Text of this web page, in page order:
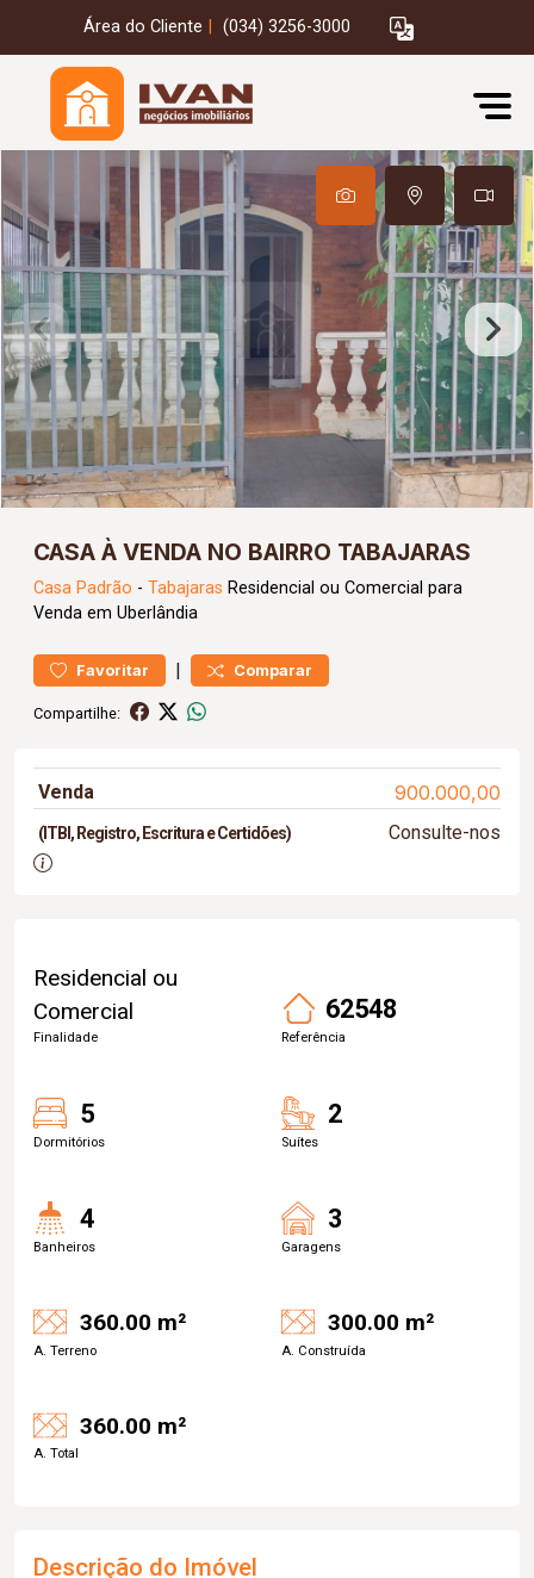
Área do Cliente (034) 3256-3000
CASA À VENDA NO BAIRRO TABAJARAS
Casa Padrão - Tabajaras Residencial ou Comercial para
Venda em Uberlândia
Favoritar | Comparar
Compartilhe:
Venda 900.000,00
(ITBI, Registro, Escritura e Certidões) Consulte-nos
Residencial ou
Comercial
Finalidade
62548
Referência
5
Dormitórios
2
Suítes
4
Banheiros
3
Garagens
360.00 m²
A. Terreno
300.00 m²
A. Construída
360.00 m²
A. Total
Descrição do Imóvel